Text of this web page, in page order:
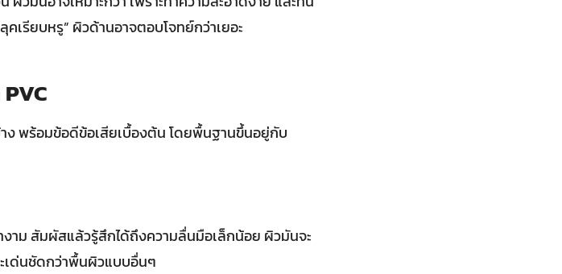
เรียบหรู” ผิวด้านอาจตอบโจทย์กว่าเยอะ
ง พร้อมข้อดีข้อเสียเบื้องต้น โดยพื้นฐานขึ้นอยู่กับ
าม สัมผัสแล้วรู้สึกได้ถึงความลื่นมือเล็กน้อย ผิวมันจะ
เด่นชัดกว่าพื้นผิวแบบอื่นๆ